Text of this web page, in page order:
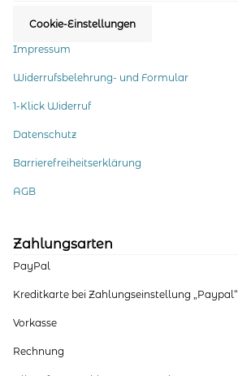
Cookie-Einstellungen
Impressum
Widerrufsbelehrung- und Formular
1-Klick Widerruf
Datenschutz
Barrierefreiheitserklärung
AGB
Zahlungsarten
PayPal
Kreditkarte bei Zahlungseinstellung „Paypal“
Vorkasse
Rechnung